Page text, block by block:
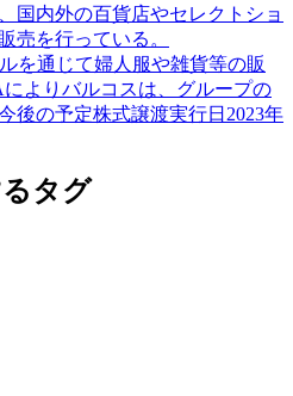
国内外の百貨店やセレクトショ
売を行っている。
を通じて婦人服や雑貨等の販
よりバルコスは、グループの
後の予定株式譲渡実行日2023年
タグ